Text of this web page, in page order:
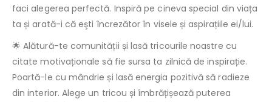
faci alegerea perfectă. Inspiră pe cineva special din viața
ta și arată-i că eşti încrezător în visele și aspirațiile ei/lui.
🌟 Alătură-te comunității și lasă tricourile noastre cu
citate motivaționale să fie sursa ta zilnică de inspirație.
Poartă-le cu mândrie și lasă energia pozitivă să radieze
din interior. Alege un tricou și îmbrățișează puterea